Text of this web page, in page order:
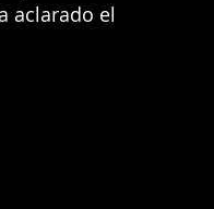
aclarado el